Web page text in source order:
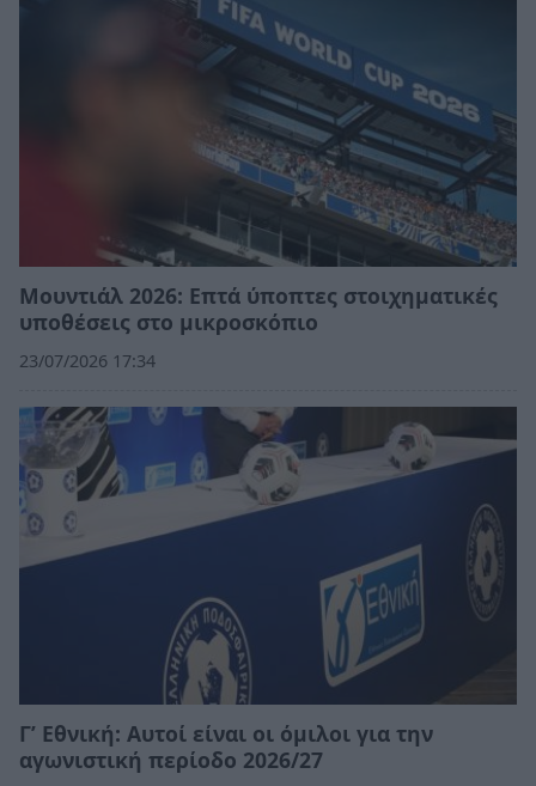
Μουντιάλ 2026: Επτά ύποπτες στοιχηματικές
υποθέσεις στο μικροσκόπιο
23/07/2026 17:34
Γ’ Εθνική: Αυτοί είναι οι όμιλοι για την
αγωνιστική περίοδο 2026/27